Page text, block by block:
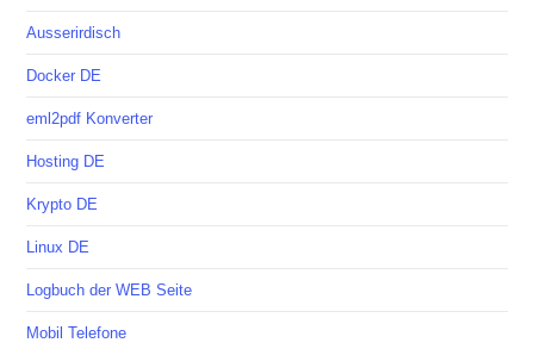
Ausserirdisch
Docker DE
eml2pdf Konverter
Hosting DE
Krypto DE
Linux DE
Logbuch der WEB Seite
Mobil Telefone